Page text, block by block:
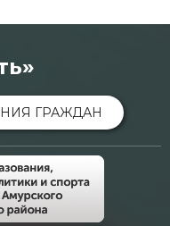
ГРАЖДАН